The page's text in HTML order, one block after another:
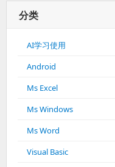
分类
AI学习使用
Android
Ms Excel
Ms Windows
Ms Word
Visual Basic